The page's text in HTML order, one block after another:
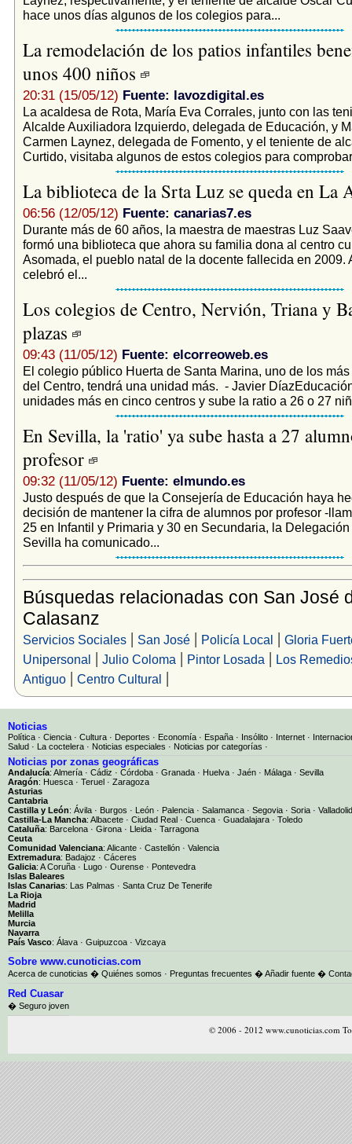
hace unos días algunos de los colegios para...
La remodelación de los patios infantiles
unos 400 niños
20:31 (15/05/12) Fuente: lavozdigital.es
La acaldesa de Rota, María Eva Corrales, junto con las
Alcalde Auxiliadora Izquierdo, delegada de Educación, y
Carmen Laynez, delegada de Fomento, y el teniente de
Curtido, visitaba algunos de estos colegios para
La biblioteca de la Srta Luz se queda en La
06:56 (12/05/12) Fuente: canarias7.es
Durante más de 60 años, la maestra de maestras Luz
formó una biblioteca que ahora su familia dona al centro
Asomada, el pueblo natal de la docente fallecida en 2009.
celebró el...
Los colegios de Centro, Nervión, Triana y
plazas
09:43 (11/05/12) Fuente: elcorreoweb.es
El colegio público Huerta de Santa Marina, uno de los
del Centro, tendrá una unidad más. - Javier
unidades más en cinco centros y sube la ratio a 26 o 27
En Sevilla, la 'ratio' ya sube hasta a 27
profesor
09:32 (11/05/12) Fuente: elmundo.es
Justo después de que la Consejería de Educación haya
decisión de mantener la cifra de alumnos por profesor -
25 en Infantil y Primaria y 30 en Secundaria, la
Sevilla ha comunicado...
Búsquedas relacionadas con San José
Calasanz
Servicios Sociales| San José| Policía Local | Gloria
Unipersonal | Julio Coloma | Pintor Losada | Los
Antiguo| Centro Cultural |
Noticias
Política · Ciencia · Cultura · Deportes · Economía · España · Insólito · Internet ·
Salud · La coctelera · Noticias especiales · Noticias por categorías ·
Noticias por zonas geográficas
Andalucía: Almería · Cádiz · Córdoba · Granada · Huelva · Jaén · Málaga · Sevilla
Aragón: Huesca · Teruel · Zaragoza
Asturias
Cantabria
Castilla y León: Ávila · Burgos · León · Palencia · Salamanca · Segovia · Soria · Valladolid
Castilla-La Mancha: Albacete · Ciudad Real · Cuenca · Guadalajara · Toledo
Cataluña: Barcelona · Girona · Lleida · Tarragona
Ceuta
Comunidad Valenciana: Alicante · Castellón · Valencia
Extremadura: Badajoz · Cáceres
Galicia: A Coruña · Lugo · Ourense · Pontevedra
Islas Baleares
Islas Canarias: Las Palmas · Santa Cruz De Tenerife
La Rioja
Madrid
Melilla
Murcia
Navarra
País Vasco: Álava · Guipuzcoa · Vizcaya
Sobre www.cunoticias.com
Acerca de cunoticias � Quiénes somos · Preguntas frecuentes �Añadir fuente �
Red Cuasar
� Seguro joven
© 2006 - 2012 www.cunoticias.com